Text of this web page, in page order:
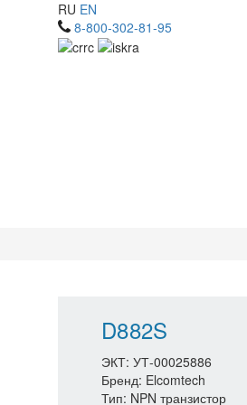
RU EN
8-800-302-81-95
D882S
ЭКТ: УТ-00025886
Бренд: Elcomtech
Тип: NPN транзистор